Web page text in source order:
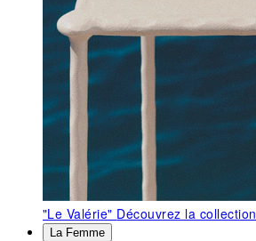
"Le Valérie" Découvrez la collection
La Femme